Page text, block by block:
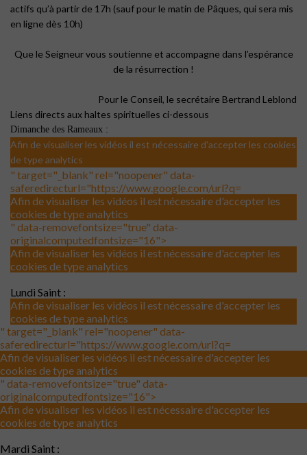
actifs qu’à partir de 17h (sauf pour le matin de Pâques, qui sera mis
en ligne dès 10h)
Que le Seigneur vous soutienne et accompagne dans l’espérance
de la résurrection !
Pour le Conseil, le secrétaire Bertrand Leblond
Liens directs aux haltes spirituelles ci-dessous
Dimanche des Rameaux :
Afin de visualiser les vidéos il est nécessaire d'accepter les cookies
de type analytics
" target="_blank" rel="noopener" data-
saferedirecturl="https://www.google.com/url?q=
Afin de visualiser les vidéos il est nécessaire d'accepter les
cookies de type analytics
" data-removefontsize="true" data-
originalcomputedfontsize="16">
Afin de visualiser les vidéos il est nécessaire d'accepter les
cookies de type analytics
Lundi Saint :
Afin de visualiser les vidéos il est nécessaire d'accepter les
cookies de type analytics
" target="_blank" rel="noopener" data-
saferedirecturl="https://www.google.com/url?q=
Afin de visualiser les vidéos il est nécessaire d'accepter les
cookies de type analytics
" data-removefontsize="true" data-
originalcomputedfontsize="16">
Afin de visualiser les vidéos il est nécessaire d'accepter les
cookies de type analytics
Mardi Saint :